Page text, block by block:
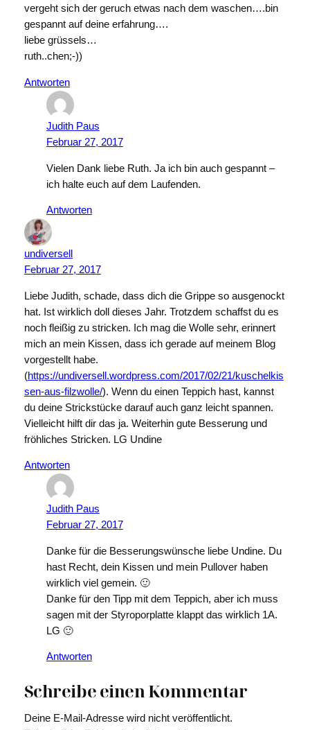
vergeht sich der geruch etwas nach dem waschen….bin
gespannt auf deine erfahrung….
liebe grüssels…
ruth..chen;-))
Antworten
Judith Paus
Februar 27, 2017
Vielen Dank liebe Ruth. Ja ich bin auch gespannt –
ich halte euch auf dem Laufenden.
Antworten
undiversell
Februar 27, 2017
Liebe Judith, schade, dass dich die Grippe so ausgenockt
hat. Ist wirklich doll dieses Jahr. Trotzdem schaffst du es
noch fleißig zu stricken. Ich mag die Wolle sehr, erinnert
mich an mein Kissen, dass ich gerade auf meinem Blog
vorgestellt habe.
(https://undiversell.wordpress.com/2017/02/21/kuschelkis
sen-aus-filzwolle/). Wenn du einen Teppich hast, kannst
du deine Strickstücke darauf auch ganz leicht spannen.
Vielleicht hilft dir das ja. Weiterhin gute Besserung und
fröhliches Stricken. LG Undine
Antworten
Judith Paus
Februar 27, 2017
Danke für die Besserungswünsche liebe Undine. Du
hast Recht, dein Kissen und mein Pullover haben
wirklich viel gemein. 🙂
Danke für den Tipp mit dem Teppich, aber ich muss
sagen mit der Styroporplatte klappt das wirklich 1A.
LG 🙂
Antworten
Schreibe einen Kommentar
Deine E-Mail-Adresse wird nicht veröffentlicht.